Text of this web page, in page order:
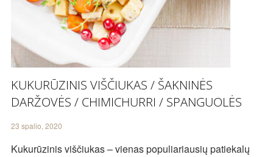
KUKURŪZINIS VIŠČIUKAS / ŠAKNINĖS
DARŽOVĖS / CHIMICHURRI / SPANGUOLĖS
23 spalio, 2020
Kukurūzinis viščiukas – vienas populiariausių patiekalų